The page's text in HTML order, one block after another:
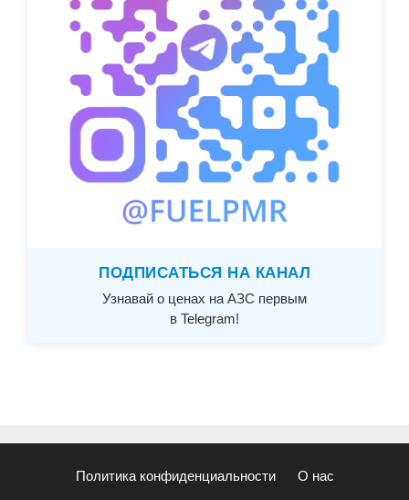
ПОДПИСАТЬСЯ НА КАНАЛ
Узнавай о ценах на АЗС первым
в Telegram!
Политика конфиденциальности О нас